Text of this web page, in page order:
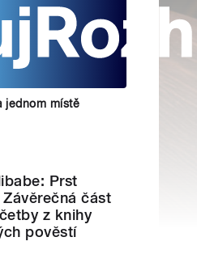
jednom místě
Prst
část
z knihy
pověstí